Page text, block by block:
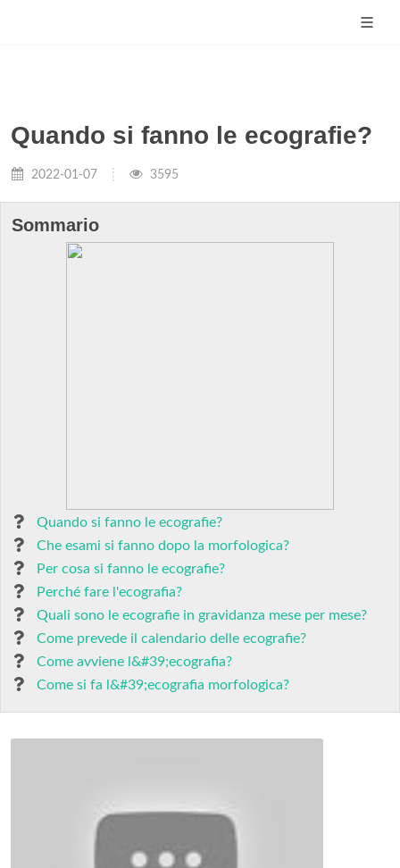
Quando si fanno le ecografie?
2022-01-07 3595
Sommario
Quando si fanno le ecografie?
Che esami si fanno dopo la morfologica?
Per cosa si fanno le ecografie?
Perché fare l'ecografia?
Quali sono le ecografie in gravidanza mese per mese?
Come prevede il calendario delle ecografie?
Come avviene l&#39;ecografia?
Come si fa l&#39;ecografia morfologica?